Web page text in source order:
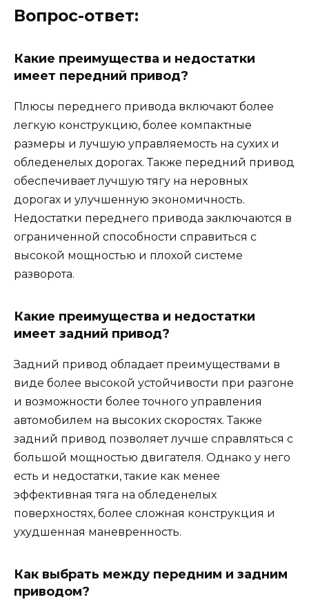
Вопрос-ответ:
Какие преимущества и недостатки
имеет передний привод?
Плюсы переднего привода включают более
легкую конструкцию, более компактные
размеры и лучшую управляемость на сухих и
обледенелых дорогах. Также передний привод
обеспечивает лучшую тягу на неровных
дорогах и улучшенную экономичность.
Недостатки переднего привода заключаются в
ограниченной способности справиться с
высокой мощностью и плохой системе
разворота.
Какие преимущества и недостатки
имеет задний привод?
Задний привод обладает преимуществами в
виде более высокой устойчивости при разгоне
и возможности более точного управления
автомобилем на высоких скоростях. Также
задний привод позволяет лучше справляться с
большой мощностью двигателя. Однако у него
есть и недостатки, такие как менее
эффективная тяга на обледенелых
поверхностях, более сложная конструкция и
ухудшенная маневренность.
Как выбрать между передним и задним
приводом?